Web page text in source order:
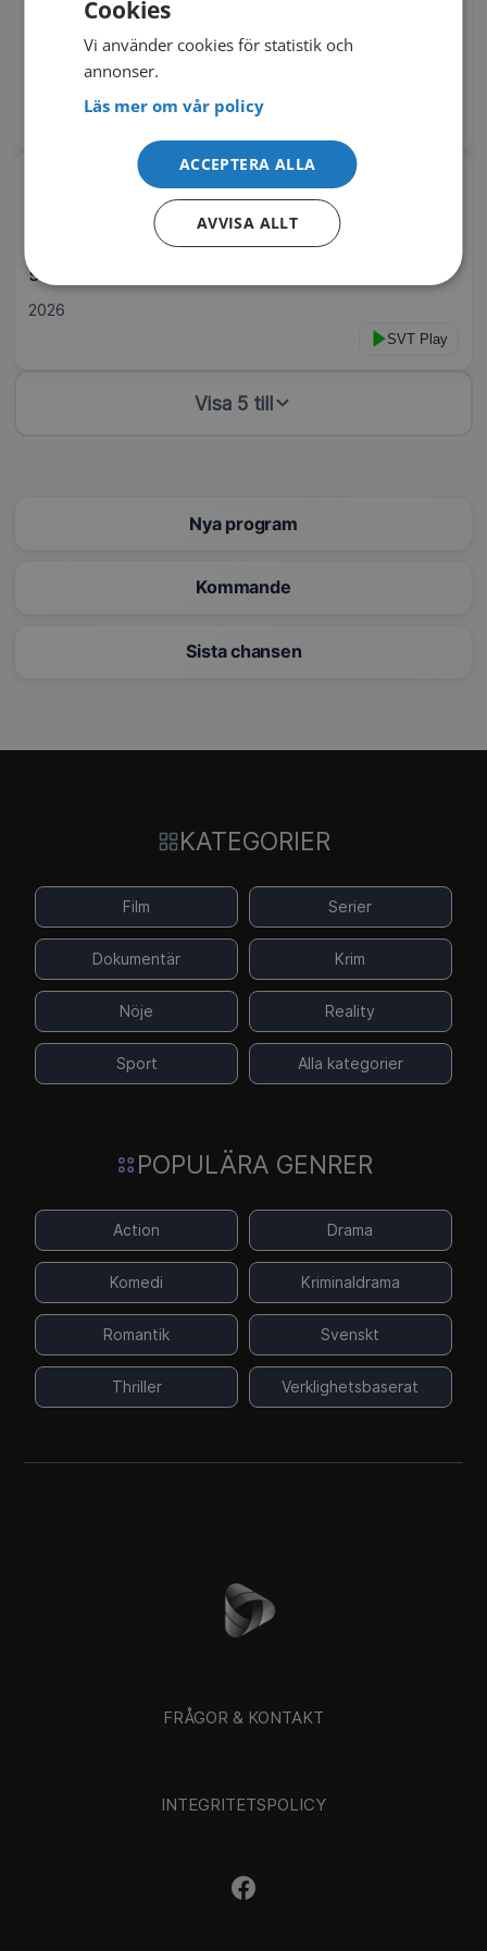
unikt arkivmaterial samt i en berättelse i nutid.
Bordtennis: WTT
Högklassig bordtennis från WTT. Följ Truls
Möregårdh och de andra svenska stärnorna
samt den övriga världseliten i bordtennis.
2026
SVT Play
Visa 5 till
Nya program
Kommande
Sista chansen
KATEGORIER
Film Serier
Dokumentär Krim
Nöje Reality
Sport Alla kategorier
POPULÄRA GENRER
Action Drama
Komedi Kriminaldrama
Romantik Svenskt
Thriller Verklighetsbaserat
FRÅGOR & KONTAKT
INTEGRITETSPOLICY
Cookies
Vi använder cookies för statistik och
annonser.
Läs mer om vår policy
ACCEPTERA ALLA
AVVISA ALLT